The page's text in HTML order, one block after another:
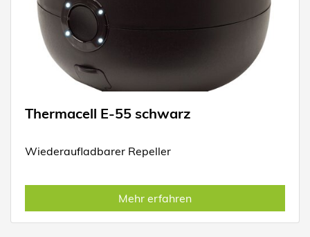
Thermacell E-55 schwarz
Wiederaufladbarer Repeller
Mehr erfahren